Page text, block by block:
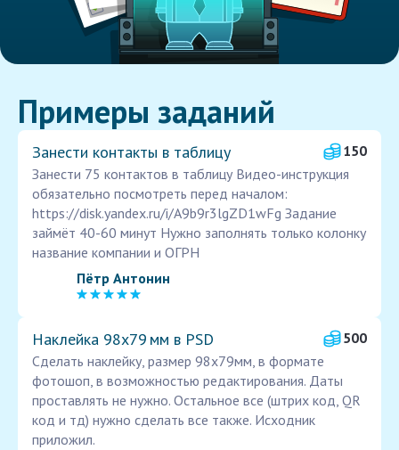
Примеры заданий
Занести контакты в таблицу
150
Занести 75 контактов в таблицу Видео-инструкция
обязательно посмотреть перед началом:
https://disk.yandex.ru/i/A9b9r3lgZD1wFg Задание
займёт 40-60 минут Нужно заполнять только колонку
название компании и ОГРН
Пётр Антонин
Наклейка 98х79 мм в PSD
500
Сделать наклейку, размер 98х79мм, в формате
фотошоп, в возможностью редактирования. Даты
проставлять не нужно. Остальное все (штрих код, QR
код и тд) нужно сделать все также. Исходник
приложил.